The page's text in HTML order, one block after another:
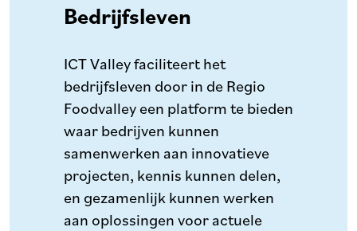
Bedrijfsleven
ICT Valley faciliteert het
bedrijfsleven door in de Regio
Foodvalley een platform te bieden
waar bedrijven kunnen
samenwerken aan innovatieve
projecten, kennis kunnen delen,
en gezamenlijk kunnen werken
aan oplossingen voor actuele